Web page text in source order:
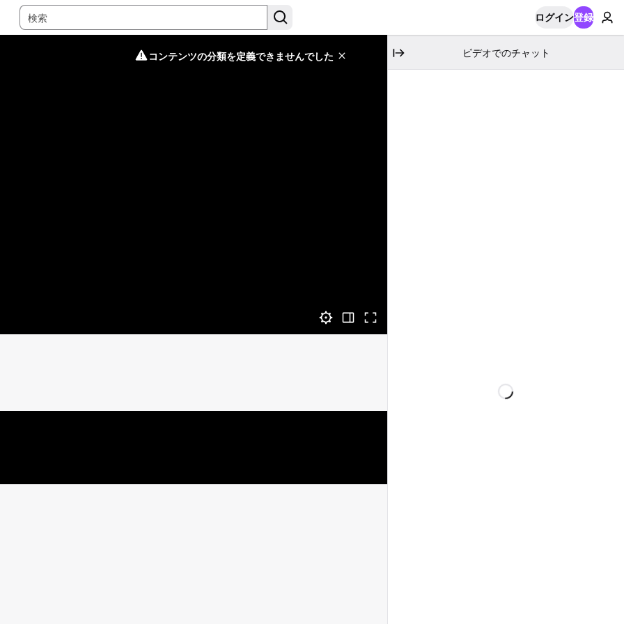
ログイン登録
コンテンツの分類を定義できませんでした ビデオでのチャット